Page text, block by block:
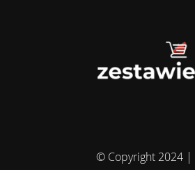
© Copyright 2024 |